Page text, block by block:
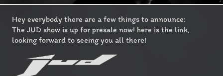
Hey everybody there are a few things to announce:
The JUD show is up for presale now! here is the link,
looking forward to seeing you all there!